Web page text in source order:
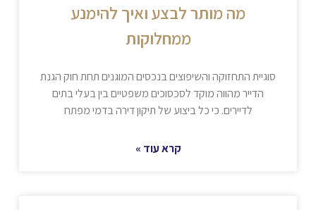
מה מותר לבצע ואיך להימנע
ממחלוקות
סוגיית התחזוקה והשיפוצים בנכסים המוגנים תחת חוק הגנת
הדייר מהווה מוקד לסכסוכים משפטיים בין בעלי בתים
לדיירים. כי כל ביצוע של תיקון דירה בדמי מפתח
קרא עוד »